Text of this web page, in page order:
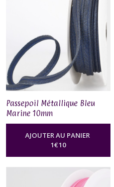
Passepoil Métallique Bleu
Marine 10mm
AJOUTER AU PANIER
1€10